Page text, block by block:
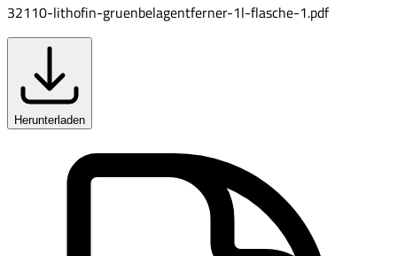
32110-lithofin-gruenbelagentferner-1l-flasche-1.pdf
Herunterladen